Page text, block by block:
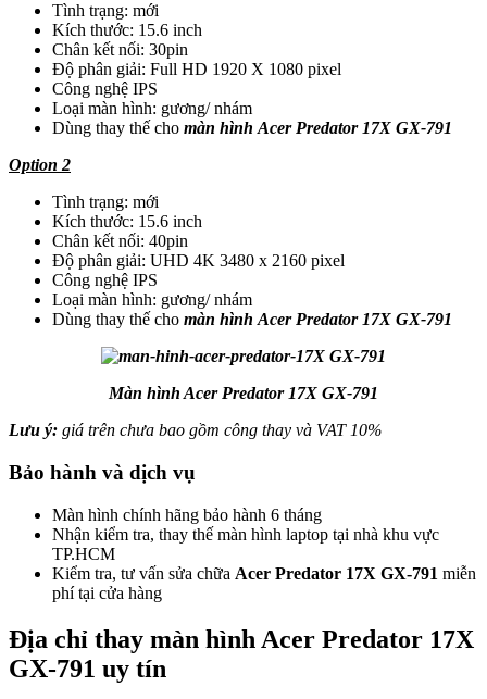
Tình trạng: mới
Kích thước: 15.6 inch
Chân kết nối: 30pin
Độ phân giải: Full HD 1920 X 1080 pixel
Công nghệ IPS
Loại màn hình: gương/ nhám
Dùng thay thế cho màn hình AcerPredator17X GX-791
Option 2
Tình trạng: mới
Kích thước: 15.6 inch
Chân kết nối: 40pin
Độ phân giải: UHD 4K 3480 x 2160 pixel
Công nghệ IPS
Loại màn hình: gương/ nhám
Dùng thay thế cho màn hình Acer Predator17X GX-791
Màn hình AcerPredator17X GX-791
Lưu ý: giá trên chưa bao gồm công thay và VAT 10%
Bảo hành và dịch vụ
Màn hình chính hãng bảo hành 6 tháng
Nhận kiểm tra, thay thế màn hình laptop tại nhà khu vực
TP.HCM
Kiểm tra, tư vấn sửa chữa Acer Predator 17X GX-791 miễn
phí tại cửa hàng
Địa chỉ thay màn hình Acer Predator 17X
GX-791 uy tín